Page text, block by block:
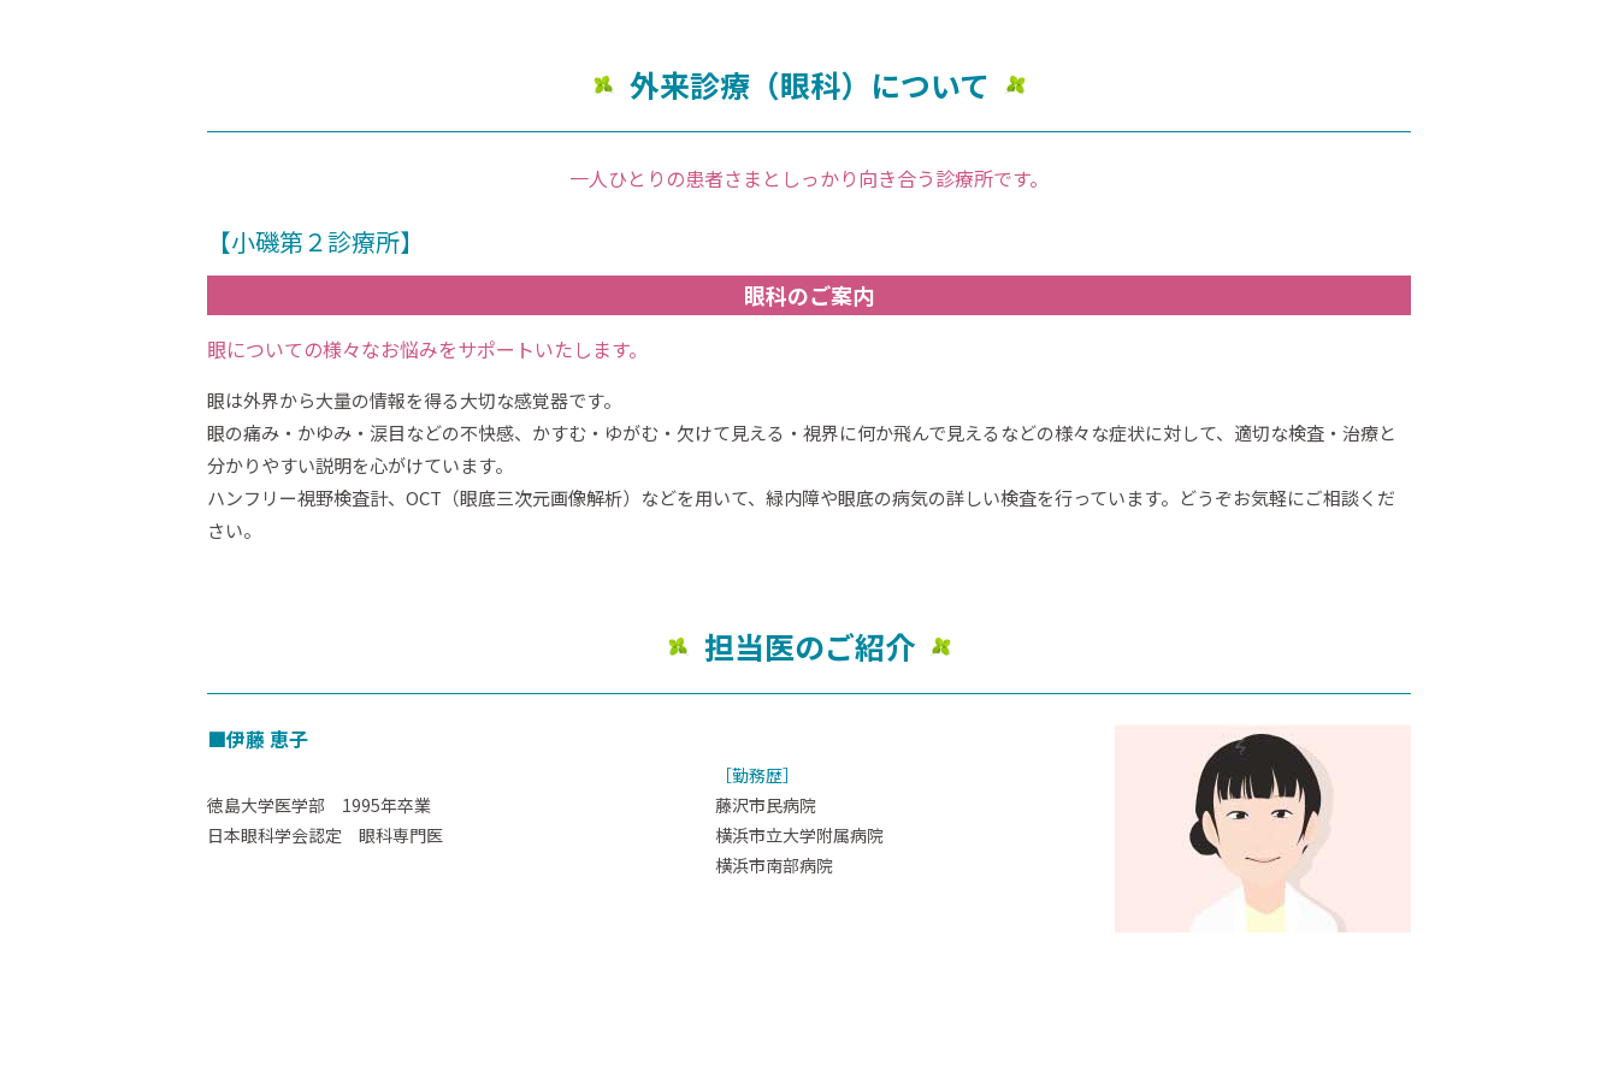
外来診療（眼科）について
一人ひとりの患者さまと しっかり向き合う診療所です。
【小磯第２診療所】
眼科のご案内
眼についての様々なお悩みをサポートいたします。
眼は外界から大量の情報を得る大切な感覚器です。
眼の痛み・かゆみ・涙目などの不快感、かすむ・ゆがむ・欠けて見える・視界に何か飛んで見えるなどの様々な症状に対して、適切な検査・治療と
分かりやすい説明を心がけています。
ハンフリー視野検査計、OCT（眼底三次元画像解析）などを用いて、緑内障や眼底の病気の詳しい検査を行っています。どうぞお気軽にご相談くだ
さい。
担当医のご紹介
■伊藤 恵子
徳島大学医学部 1995年卒業
日本眼科学会認定 眼科専門医
［勤務歴］
藤沢市民病院
横浜市立大学附属病院
横浜市南部病院